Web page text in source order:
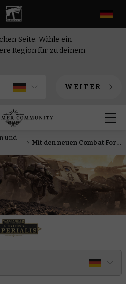
Seite. Wähle ein
Region für zu deinem
WEITER
und
Mit den neuen Combat Forces kannst du eine neue Armee für Legions Imperialis beginnen oder eine bestehende ausbauen